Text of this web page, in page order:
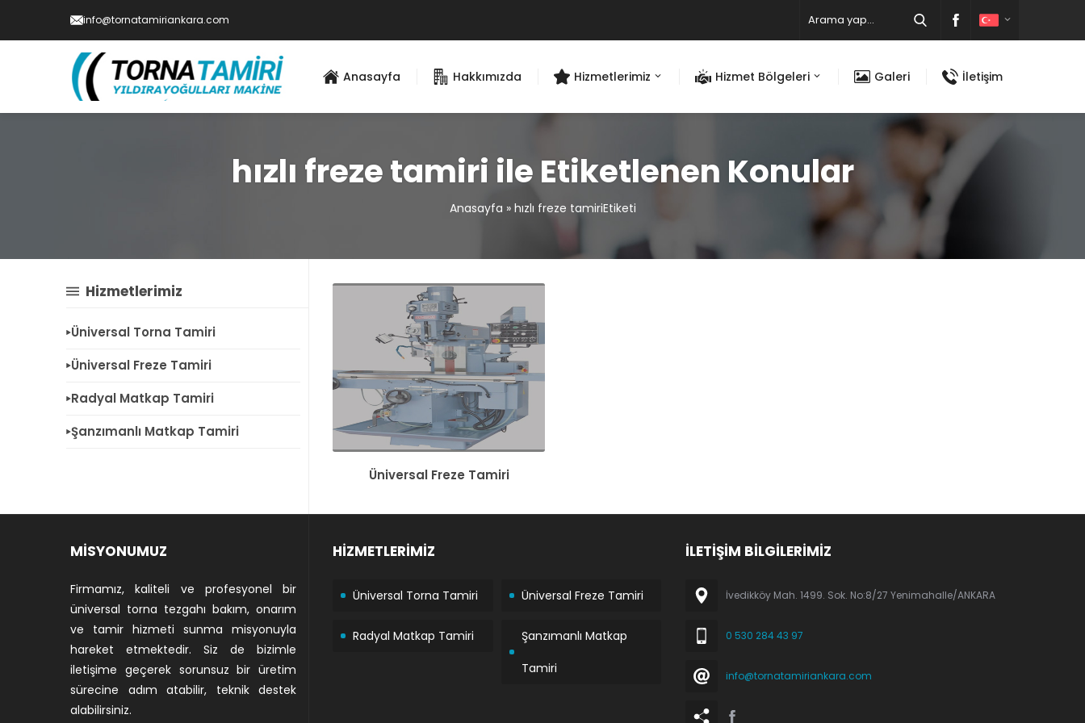
info@tornatamiriankara.com
Anasayfa Hakkımızda Hizmetlerimiz Hizmet Bölgeleri Galeri İletişim
hızlı freze tamiri ile Etiketlenen Konular
Anasayfa » hızlı freze tamiriEtiketi
Üniversal Freze Tamiri
Hizmetlerimiz
Üniversal Torna Tamiri
Üniversal Freze Tamiri
Radyal Matkap Tamiri
Şanzımanlı Matkap Tamiri
MİSYONUMUZ
Firmamız, kaliteli ve profesyonel bir
üniversal torna tezgahı bakım, onarım
ve tamir hizmeti sunma misyonuyla
hareket etmektedir. Siz de bizimle
iletişime geçerek sorunsuz bir üretim
sürecine adım atabilir, teknik destek
alabilirsiniz.
HİZMETLERİMİZ
Üniversal Torna Tamiri Üniversal Freze Tamiri
Radyal Matkap Tamiri
Şanzımanlı Matkap
Tamiri
İLETİŞİM BİLGİLERİMİZ
İvedikköy Mah. 1499. Sok. No:8/27 Yenimahalle/ANKARA
0 530 284 43 97
info@tornatamiriankara.com